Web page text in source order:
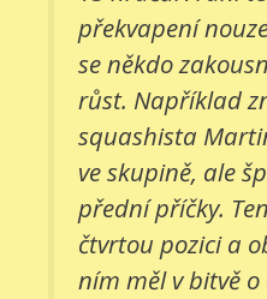
překvapení
se někdo
růst. Například
squashista
ve skupině, ale
přední příčky.
čtvrtou pozici a
ním měl v bitvě